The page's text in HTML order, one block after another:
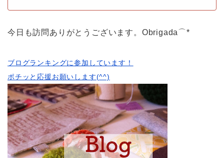
今日も訪問ありがとうございます。Obrigada⌒*
ブログランキングに参加しています！
ポチッと応援お願いします(^^)